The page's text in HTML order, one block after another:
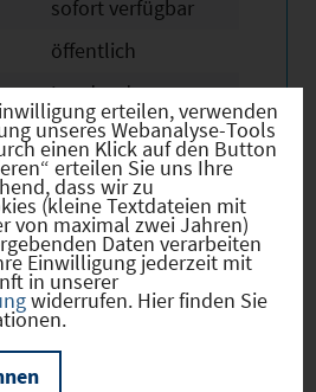
sofort verfügbar
öffentlich
Land- oder
Fortwirtschaftlich
Derzeit läuft das
Bauleitplanverfahre
n (Aufstellung
Landschaftsplan,
Überarbeitung nach
Urteil
Normenkontrolle) -
Verfügbar erst nach
Rechtskraft des
erteilen, verwenden
unseres Webanalyse-Tools
einen Klick auf den Button
erteilen Sie uns Ihre
dass wir zu
(kleine Textdateien mit
von maximal zwei Jahren)
Daten verarbeiten
Einwilligung jederzeit mit
in unserer
widerrufen. Hier finden Sie